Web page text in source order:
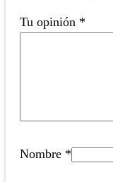
Tu opinión *
Nombre *